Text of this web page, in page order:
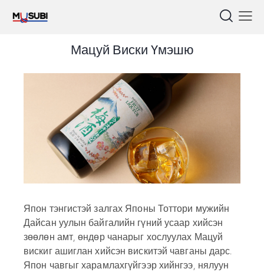
Мацуй Виски Үмэшю
Япон тэнгистэй залгах Японы Тоттори мужийн
Дайсан уулын байгалийн гүний усаар хийсэн
зөөлөн амт, өндөр чанарыг хослуулах Мацуй
вискиг ашиглан хийсэн вискитэй чавганы дарс.
Япон чавгыг харамлахгүйгээр хийнгээ, нялуун